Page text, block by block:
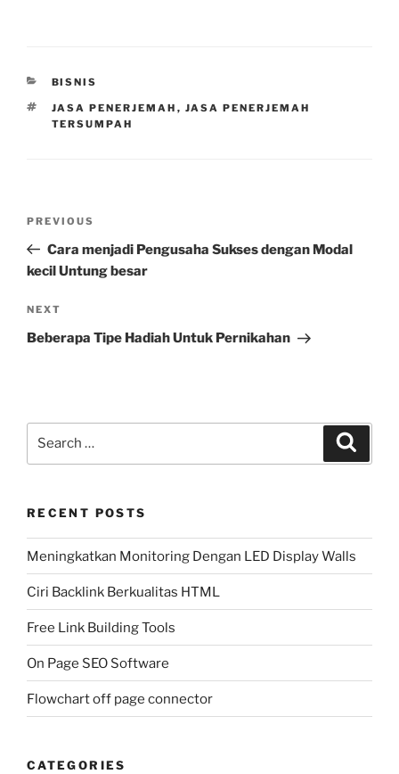
CATEGORIES
BISNIS
TAGS
JASA PENERJEMAH , JASA PENERJEMAH
TERSUMPAH
Previous
Post
PREVIOUS
Cara menjadi Pengusaha Sukses dengan Modal
kecil Untung besar
Next
Post
NEXT
Beberapa Tipe Hadiah Untuk Pernikahan
RECENT POSTS
Meningkatkan Monitoring Dengan LED Display Walls
Ciri Backlink Berkualitas HTML
Free Link Building Tools
On Page SEO Software
Flowchart off page connector
CATEGORIES